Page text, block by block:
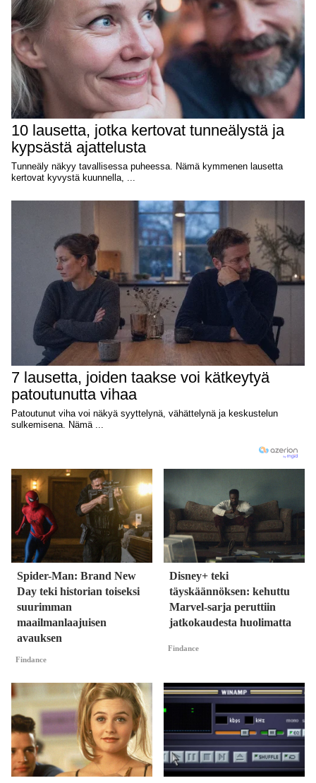
Spider-Man: Brand New
Day teki historian toiseksi
suurimman
maailmanlaajuisen
avauksen
Findance
Disney+ teki
täyskäännöksen: kehuttu
Marvel-sarja peruttiin
jatkokaudesta huolimatta
Findance